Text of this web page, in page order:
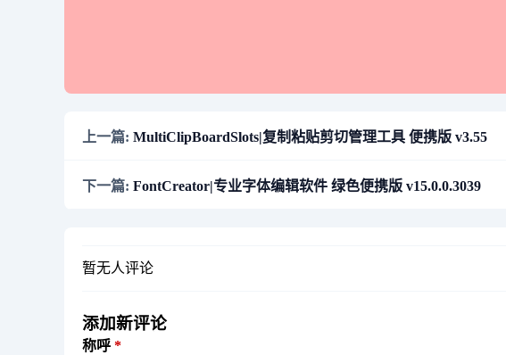
上一篇: MultiClipBoardSlots|复制粘贴剪切管理工具 便携版 v3.55
下一篇: FontCreator|专业字体编辑软件 绿色便携版 v15.0.0.3039
暂无人评论
添加新评论
称呼